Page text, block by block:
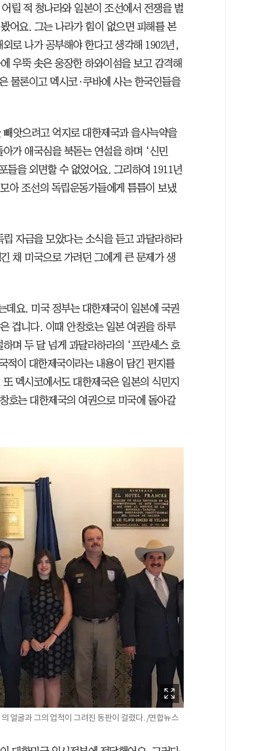
릴 적 청나라와 일본이 조선에서 전쟁을 벌
어요. 그는 나라가 힘이 없으면 피해를 본
로 나가 공부해야 한다고 생각해 1902년,
우뚝 솟은 웅장한 하와이섬을 보고 감격해
물론이고 멕시코·쿠바에 사는 한국인들을
앗으려고 억지로 대한제국과 을사늑약을
가 애국심을 북돋는 연설을 하며 ‘신민
들을 외면할 수 없었어요. 그리하여 1911년
아 조선의 독립운동가들에게 틈틈이 보냈
자금을 모았다는 소식을 듣고 과달라하라
채 미국으로 가려던 그에게 큰 문제가 생
데요. 미국 정부는 대한제국이 일본에 국권
겁니다. 이때 안창호는 일본 여권을 하루
며 두 달 넘게 과달라하라의 ‘프란세스 호
적이 대한제국이라는 내용이 담긴 편지를
멕시코에서도 대한제국은 일본의 식민지
호는 대한제국의 여권으로 미국에 돌아갈
얼굴과 그의 업적이 그려진 동판이 걸렸다. /연합뉴스